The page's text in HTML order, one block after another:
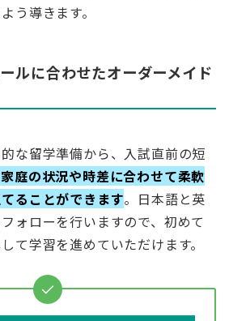
う導きます。
ルに合わせたオーダーメイド
な留学準備から、入試直前の短
庭の状況や時差に合わせて柔軟
ることができます。日本語と英
ォローを行いますので、初めて
て学習を進めていただけます。